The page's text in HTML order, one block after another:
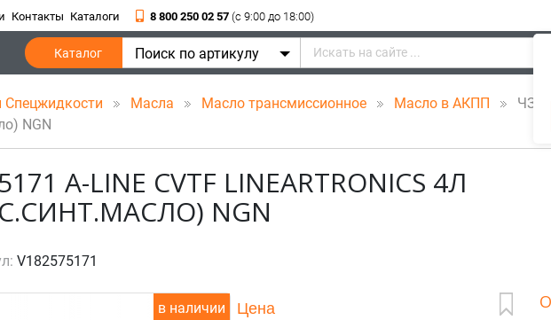
Контакты Каталоги 8 800 250 02 57 (c 9:00 до 18:00)
Каталог Поиск по артикулу
Спецжидкости Масла Масло трансмиссионное Масло в АКПП
ЧЗ
NGN
A-LINE CVTF LINEARTRONICS 4Л
NGN
V182575171
в наличии Цена